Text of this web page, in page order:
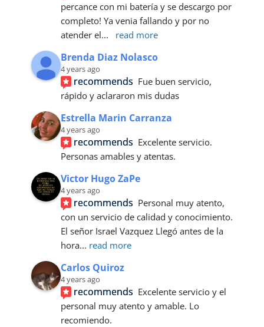
percance con mi batería y se descargo por
completo! Ya venia fallando y por no
atender el... read more
Brenda Diaz Nolasco
4 years ago
recommends Fue buen servicio,
rápido y aclararon mis dudas
Estrella Marin Carranza
4 years ago
recommends Excelente servicio.
Personas amables y atentas.
Victor Hugo ZaPe
4 years ago
recommends Personal muy atento,
con un servicio de calidad y conocimiento.
El señor Israel Vazquez Llegó antes de la
hora... read more
Carlos Quiroz
4 years ago
recommends Excelente servicio y el
personal muy atento y amable. Lo
recomiendo.